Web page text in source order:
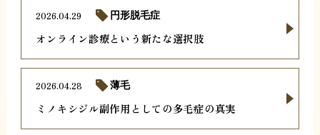
オンライン診療という新たな選択肢
2026.04.29 円形脱毛症
ミノキシジル副作用としての多毛症の真実
2026.04.28 薄毛